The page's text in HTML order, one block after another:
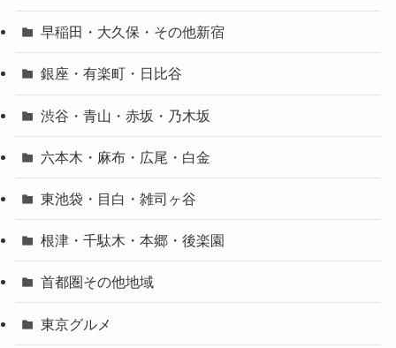
早稲田・大久保・その他新宿
銀座・有楽町・日比谷
渋谷・青山・赤坂・乃木坂
六本木・麻布・広尾・白金
東池袋・目白・雑司ヶ谷
根津・千駄木・本郷・後楽園
首都圏その他地域
東京グルメ